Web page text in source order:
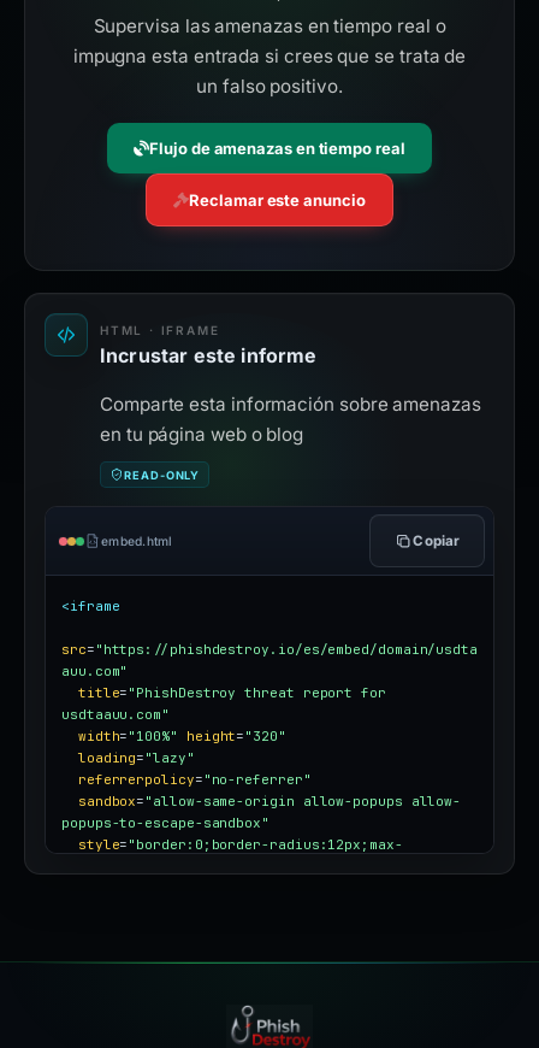
Supervisa las amenazas en tiempo real o
impugna esta entrada si crees que se trata de
un falso positivo.
Flujo de amenazas en tiempo real
Reclamar este anuncio
HTML · IFRAME
Incrustar este informe
Comparte esta información sobre amenazas
en tu página web o blog
READ-ONLY
embed.html Copiar
<iframe
src= "https://phishdestroy.io/es/embed/domain/usdta
auu.com"
title= "PhishDestroy threat report for
usdtaauu.com"
width= "100%" height= "320"
loading= "lazy"
referrerpolicy= "no-referrer"
sandbox= "allow-same-origin allow-popups allow-
popups-to-escape-sandbox"
style= "border:0;border-radius:12px;max-